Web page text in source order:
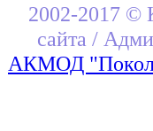
2002-2017 ©
сайта /
АКМОД